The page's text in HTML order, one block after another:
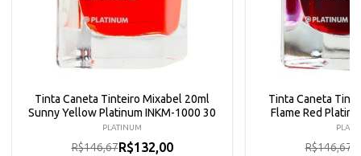
Tinta Caneta Tinteiro Mixabel 20ml
Sunny Yellow Platinum INKM-1000 30
PLATINUM
R$146,67R$132,00
Tinta Caneta
Flame Red
R$146,67